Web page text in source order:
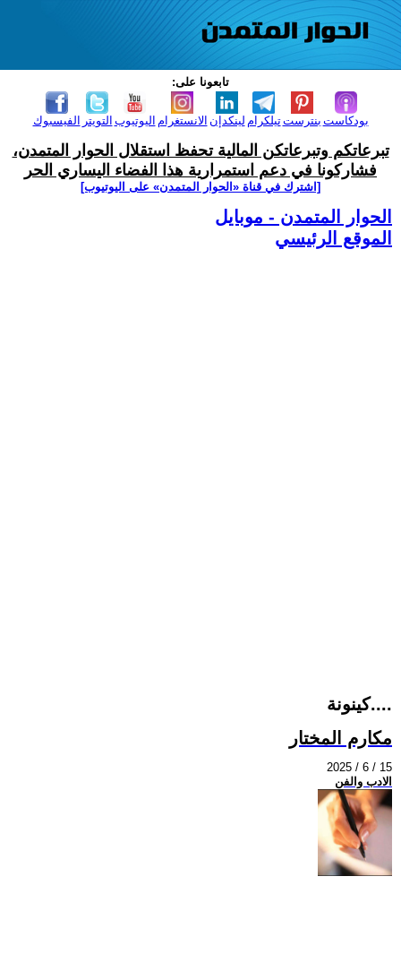
تابعونا على:
الفيسبوك التويتر اليوتيوب الانستغرام لينكدإن تيلكرامبنترست بودكاست
تبرعاتكم وتبرعاتكن المالية تحفظ استقلال الحوار المتمدن،
فشاركونا في دعم استمرارية هذا الفضاء اليساري الحر
[اشترك في قناة ‫«الحوار المتمدن» على اليوتيوب]
الحوار المتمدن - موبايل
الموقع الرئيسي
كينونة....
مكارم المختار
2025 / 6 / 15
الادب والفن